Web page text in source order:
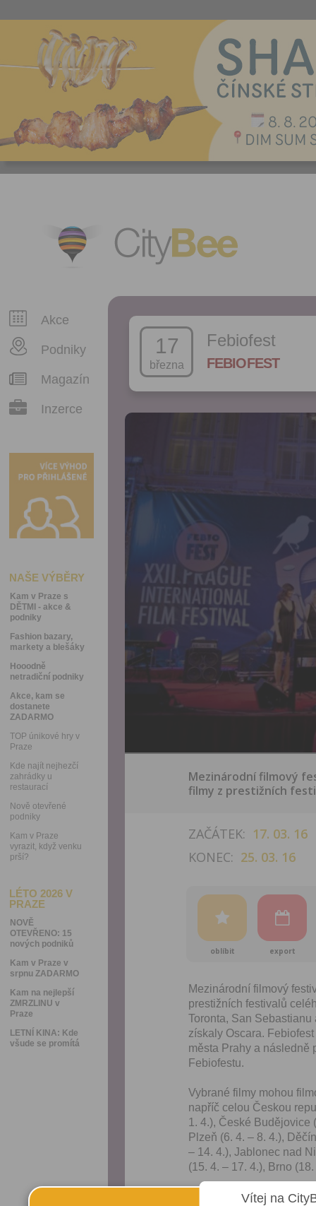
CityBee
Akce
Podniky
Magazín
Inzerce
NAŠE VÝBĚRY
Kam v Praze s
DĚTMI - akce &
podniky
Fashion bazary,
markety a blešáky
Hooodně
netradiční podniky
Akce, kam se
dostanete
ZADARMO
TOP únikové hry v
Praze
Kde najít nejhezčí
zahrádky u
restaurací
Nově otevřené
podniky
Kam v Praze
vyrazit, když venku
prší?
LÉTO 2026 V
PRAZE
NOVĚ
OTEVŘENO: 15
nových podniků
Kam v Praze v
srpnu ZADARMO
Kam na nejlepší
ZMRZLINU v
Praze
LETNÍ KINA: Kde
všude se promítá
17
března
Febiofest
FEBIOFEST
Mezinárodní filmový
filmy z prestižních
ZAČÁTEK: 17. 03. 16
KONEC: 25. 03. 16
oblíbit export
Mezinárodní filmový
prestižních festivalů
Toronta, San Sebastianu
získaly Oscara.
města Prahy a následně
Febiofestu.
Vybrané filmy mohou
napříč celou Českou
1. 4.), České Budějovice
Plzeň (6. 4. – 8. 4.),
– 14. 4.), Jablonec nad
(15. 4. – 17. 4.), Brno
Vítej na